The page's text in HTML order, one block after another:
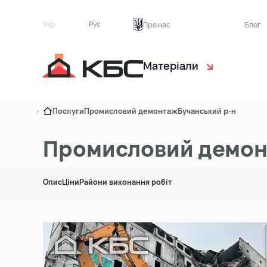
Укр Рус Про нас Блог
Матеріали
Асфальтна крихта
Цегляний бій
ПослугиПромисловий демонтажБучанський р-н
Промисловий
ОписЦіниРайони виконання робіт